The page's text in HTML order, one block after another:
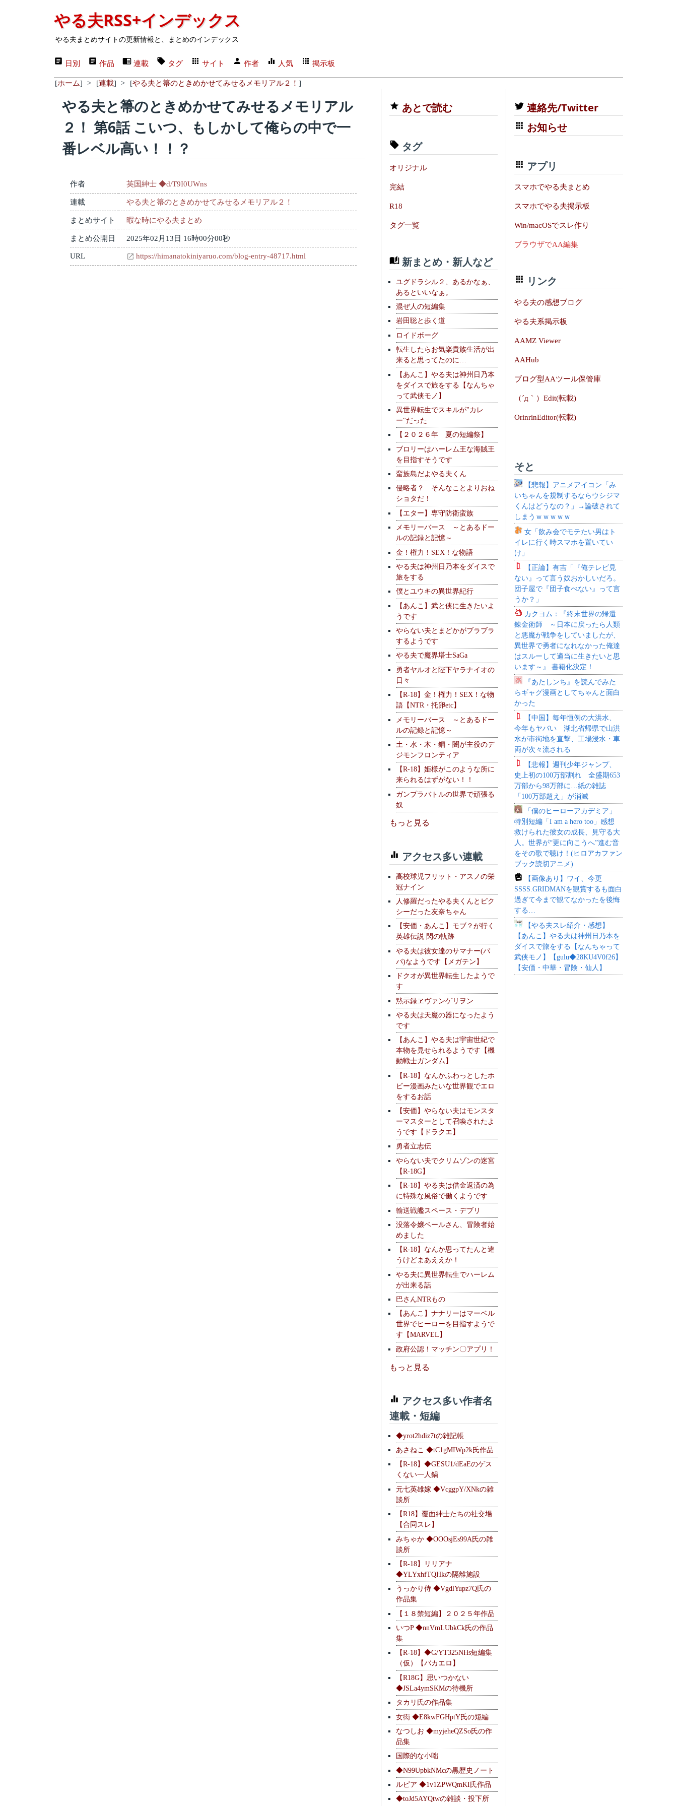
やる夫RSS+インデックス
やる夫まとめサイトの更新情報と、まとめのインデックス
日別 作品 連載 タグ サイト 作者 人気 掲示板
[ホーム] > [連載] > [やる夫と箒のときめかせてみせるメモリアル２！ ]
やる夫と箒のときめかせてみせるメモリアル
２！ 第6話 こいつ、もしかして俺らの中で一
番レベル高い！！？
作者 英国紳士 ◆d/T9I0UWns
連載 やる夫と箒のときめかせてみせるメモリアル２！
まとめサイト 暇な時にやる夫まとめ
まとめ公開日 2025年02月13日 16時00分00秒
URL https://himanatokiniyaruo.com/blog-entry-48717.html
あとで読む
タグ
オリジナル
完結
R18
タグ一覧
新まとめ・新人など
ユグドラシル２、あるかなぁ、
あるといいなぁ。
混ぜ人の短編集
岩田聡と歩く道
ロイドボーグ
転生したらお気楽貴族生活が出
来ると思ってたのに…
【あんこ】やる夫は神州日乃本
をダイスで旅をする【なんちゃ
って武侠モノ】
異世界転生でスキルが"カレ
ー"だった
【２０２６年 夏の短編祭】
ブロリーはハーレム王な海賊王
を目指すそうです
蛮族島だよやる夫くん
侵略者？ そんなことよりおね
ショタだ！
【エター】専守防衛蛮族
メモリーバース ～とあるドー
ルの記録と記憶～
金！権力！SEX！な物語
やる夫は神州日乃本をダイスで
旅をする
僕とユウキの異世界紀行
【あんこ】武と侠に生きたいよ
うです
やらない夫とまどかがブラブラ
するようです
やる夫で魔界塔士SaGa
勇者ヤルオと陛下ヤラナイオの
日々
【R-18】金！権力！SEX！な物
語【NTR・托卵etc】
メモリーバース ～とあるドー
ルの記録と記憶～
土・水・木・鋼・闇が主役のデ
ジモンフロンティア
【R-18】姫様がこのような所に
来られるはずがない！！
ガンプラバトルの世界で頑張る
奴
もっと見る
アクセス多い連載
高校球児フリット・アスノの栄
冠ナイン
人修羅だったやる夫くんとピク
シーだった友奈ちゃん
【安価・あんこ】モブ？が行く
英雄伝説 閃の軌跡
やる夫は彼女達のサマナー(パ
パ)なようです【メガテン】
ドクオが異世界転生したようで
す
黙示録ヱヴァンゲリヲン
やる夫は天魔の器になったよう
です
【あんこ】やる夫は宇宙世紀で
本物を見せられるようです【機
動戦士ガンダム】
【R-18】なんかふわっとしたホ
ビー漫画みたいな世界観でエロ
をするお話
【安価】やらない夫はモンスタ
ーマスターとして召喚されたよ
うです【ドラクエ】
勇者立志伝
やらない夫でクリムゾンの迷宮
【R-18G】
【R-18】やる夫は借金返済の為
に特殊な風俗で働くようです
輸送戦艦スペース・デブリ
没落令嬢ベールさん、冒険者始
めました
【R-18】なんか思ってたんと違
うけどまあええか！
やる夫に異世界転生でハーレム
が出来る話
巴さんNTRもの
【あんこ】ナナリーはマーベル
世界でヒーローを目指すようで
す【MARVEL】
政府公認！マッチン〇アプリ！
もっと見る
アクセス多い作者名
連載・短編
◆yrot2hdiz7tの雑記帳
あさねこ ◆tC1gMIWp2k氏作品
【R-18】◆GESU1/dEaEのゲス
くない一人鍋
元七英雄嫁 ◆VcggpY/XNkの雑
談所
【R18】覆面紳士たちの社交場
【合同スレ】
みちゃか ◆OOOsjEs99A氏の雑
談所
【R-18】リリアナ
◆YLYxhfTQHkの隔離施設
うっかり侍 ◆VgdlYupz7Q氏の
作品集
【１８禁短編】２０２５年作品
いつP ◆nnVmLUbkCk氏の作品
集
【R-18】◆G/YT325NHs短編集
（仮）【バカエロ】
【R18G】思いつかない
◆JSLa4ymSKMの待機所
タカリ氏の作品集
女衒 ◆E8kwFGHptY氏の短編
なつしお ◆myjeheQZSo氏の作
品集
国際的な小咄
◆N99UpbkNMcの黒歴史ノート
ルピア ◆1v1ZPWQmKI氏作品
◆toJd5AYQtwの雑談・投下所
連絡先/Twitter
お知らせ
アプリ
スマホでやる夫まとめ
スマホでやる夫掲示板
Win/macOSでスレ作り
ブラウザでAA編集
リンク
やる夫の感想ブログ
やる夫系掲示板
AAMZ Viewer
AAHub
ブログ型AAツール保管庫
（´д｀）Edit(転載)
OrinrinEditor(転載)
そと
【悲報】アニメアイコン「み
いちゃんを規制するならウシジマ
くんはどうなの？」→論破されて
しまうｗｗｗｗｗ
女「飲み会でモテたい男はト
イレに行く時スマホを置いてい
け」
【正論】有吉「『俺テレビ見
ない』って言う奴おかしいだろ。
団子屋で『団子食べない』って言
うか？」
カクヨム：『終末世界の帰還
錬金術師 ～日本に戻ったら人類
と悪魔が戦争をしていましたが、
異世界で勇者になれなかった俺達
はスルーして適当に生きたいと思
います～』 書籍化決定！
『あたしンち』を読んでみた
らギャグ漫画としてちゃんと面白
かった
【中国】毎年恒例の大洪水、
今年もヤバい 湖北省帰県で山洪
水が市街地を直撃、工場浸水・車
両が次々流される
【悲報】週刊少年ジャンプ、
史上初の100万部割れ 全盛期653
万部から98万部に…紙の雑誌
「100万部超え」が消滅
「僕のヒーローアカデミア」
特別短編「I am a hero too」感想
救けられた彼女の成長、見守る大
人。世界が“更に向こうへ”進む音
をその歌で聴け！(ヒロアカファン
ブック読切アニメ)
【画像あり】ワイ、今更
SSSS.GRIDMANを観賞するも面白
過ぎて今まで観てなかったを後悔
する…
【やる夫スレ紹介・感想】
【あんこ】やる夫は神州日乃本を
ダイスで旅をする【なんちゃって
武侠モノ】【gulu◆28KU4V0f26】
【安価・中華・冒険・仙人】